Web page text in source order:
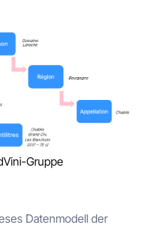
Gruppe
Datenmodell der